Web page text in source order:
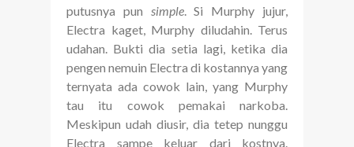
putusnya pun simple. Si Murphy jujur,
Electra kaget, Murphy diludahin. Terus
udahan. Bukti dia setia lagi, ketika dia
pengen nemuin Electra di kostannya yang
ternyata ada cowok lain, yang Murphy
tau itu cowok pemakai narkoba.
Meskipun udah diusir, dia tetep nunggu
Electra sampe keluar dari kostnya.